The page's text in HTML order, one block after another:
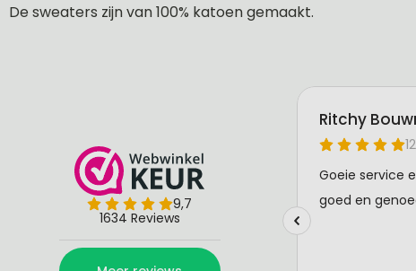
De sweaters zijn van 100% katoen gemaakt.